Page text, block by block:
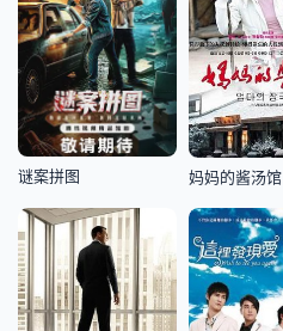
谜案拼图 妈妈的酱汤馆